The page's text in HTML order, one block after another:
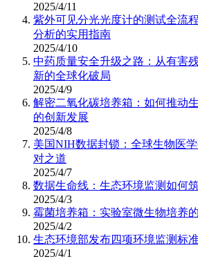
2025/4/11
紫外可见分光光度计的测试全流
分析的实用指南
2025/4/10
中药质量安全升级之路：从有害
新的全球化破局
2025/4/9
解密二氧化碳培养箱：如何推动
的创新发展
2025/4/8
美国NIH数据封锁：全球生物医
对之道
2025/4/7
数据生命线：生态环境监测如何
2025/4/3
霉菌培养箱：实验室微生物培养
2025/4/2
生态环境部发布四项环境监测标
2025/4/1